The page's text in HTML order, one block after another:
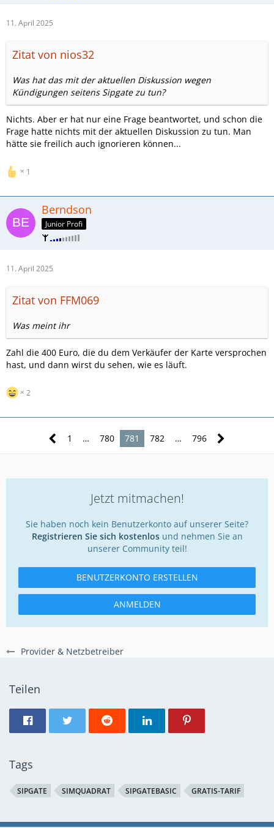
Provider & Netzbetreiber
11. April 2025
Zitat von nios32
Was hat das mit der aktuellen Diskussion wegen
Kündigungen seitens Sipgate zu tun?
Nichts. Aber er hat nur eine Frage beantwortet, und schon die
Frage hatte nichts mit der aktuellen Diskussion zu tun. Man
hätte sie freilich auch ignorieren können...
1
Berndson
Junior Profi
11. April 2025
Zitat von FFM069
Was meint ihr
Zahl die 400 Euro, die du dem Verkäufer der Karte versprochen
hast, und dann wirst du sehen, wie es läuft.
2
1 … 780 781 782 … 796
Jetzt mitmachen!
Sie haben noch kein Benutzerkonto auf unserer Seite?
Registrieren Sie sich kostenlosund nehmen Sie an
unserer Community teil!
BENUTZERKONTO ERSTELLEN
ANMELDEN
Teilen
Tags
SIPGATE SIMQUADRAT SIPGATEBASIC GRATIS-TARIF